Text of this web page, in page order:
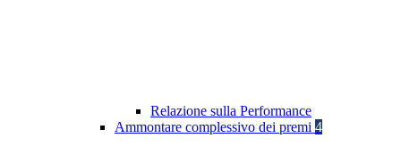
Relazione sulla Performance
Ammontare complessivo dei premi 4